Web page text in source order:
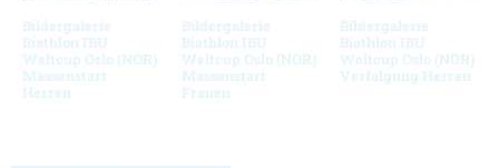
Bildergalerie
Biathlon IBU
Weltcup Oslo (NOR)
Massenstart
Herren
Bildergalerie
Biathlon IBU
Weltcup Oslo (NOR)
Massenstart
Frauen
Bildergalerie
Biathlon IBU
Weltcup Oslo (NOR)
Verfolgung Herren